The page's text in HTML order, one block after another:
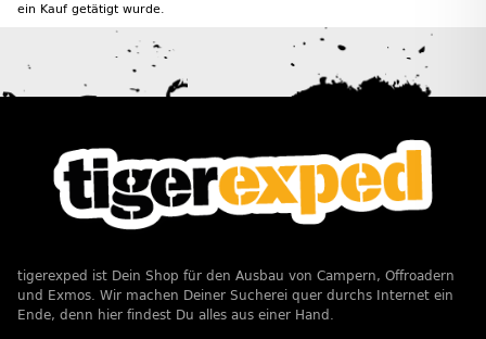
ein Kauf getätigt wurde.
tigerexped ist Dein Shop für den Ausbau von Campern, Offroadern
und Exmos. Wir machen Deiner Sucherei quer durchs Internet ein
Ende, denn hier findest Du alles aus einer Hand.